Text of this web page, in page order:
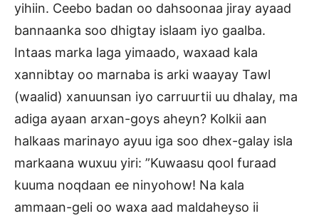
yihiin. Ceebo badan oo dahsoonaa jiray ayaad
bannaanka soo dhigtay islaam iyo gaalba.
Intaas marka laga yimaado, waxaad kala
xannibtay oo marnaba is arki waayay Tawl
(waalid) xanuunsan iyo carruurtii uu dhalay, ma
adiga ayaan arxan-goys aheyn? Kolkii aan
halkaas marinayo ayuu iga soo dhex-galay isla
markaana wuxuu yiri: ”Kuwaasu qool furaad
kuuma noqdaan ee ninyohow! Na kala
ammaan-geli oo waxa aad maldaheyso ii